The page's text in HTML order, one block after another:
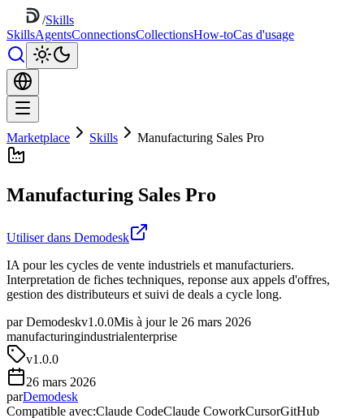
/Skills
SkillsAgentsConnectionsCollectionsHow-toCas d'usage
Marketplace Skills Manufacturing Sales Pro
Manufacturing Sales Pro
Utiliser dans Demodesk
IA pour les cycles de vente industriels et manufacturiers.
Interpretation de fiches techniques, reponse aux appels d'offres,
gestion des distributeurs et suivi de deals a cycle long.
par Demodeskv1.0.0Mis à jour le 26 mars 2026
manufacturingindustrialenterprise
v1.0.0
26 mars 2026
parDemodesk
Compatible avec:Claude CodeClaude CoworkCursorGitHub